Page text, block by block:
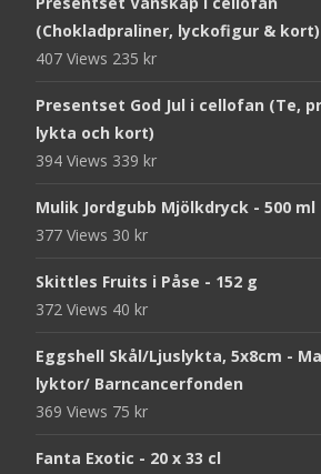
(Chokladpraliner, lyckofigur & kort)
407 Views 235 kr
Presentset God Jul i cellofan (Te,
lykta och kort)
394 Views 339 kr
Mulik Jordgubb Mjölkdryck - 500 ml
377 Views 30 kr
Skittles Fruits i Påse - 152 g
372 Views 40 kr
Eggshell Skål/Ljuslykta, 5x8cm -
lyktor/ Barncancerfonden
369 Views 75 kr
Fanta Exotic - 20 x 33 cl